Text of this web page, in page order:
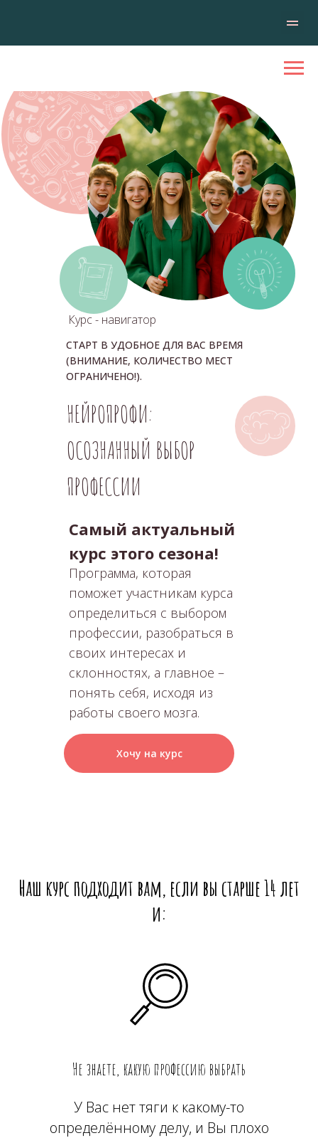
Хочу на курс
Курс - навигатор
Самый актуальный
курс этого сезона!
НЕЙРОПРОФИ:
ОСОЗНАННЫЙ ВЫБОР
ПРОФЕССИИ
Программа, которая
поможет участникам курса
определиться с выбором
профессии, разобраться в
своих интересах и
склонностях, а главное –
понять себя, исходя из
работы своего мозга.
СТАРТ В УДОБНОЕ ДЛЯ ВАС ВРЕМЯ
(ВНИМАНИЕ, КОЛИЧЕСТВО МЕСТ
ОГРАНИЧЕНО!).
Наш курс подходит вам, если вы старше 14 лет
и:
Не знаете, какую профессию выбрать
У Вас нет тяги к какому-то
определённому делу, и Вы плохо